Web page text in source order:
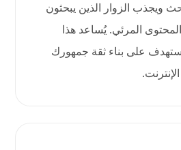
ويجذب الزوار الذين يبحثون
المرئي. يُساعد هذا
على بناء ثقة جمهورك